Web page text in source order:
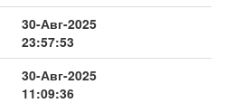
30-Авг-2025
23:57:53
30-Авг-2025
11:09:36